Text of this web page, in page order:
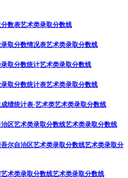
数表艺术类录取分数线
取分数情况表艺术类录取分数线
取分数统计艺术类录取分数线
取分数统计表艺术类录取分数线
绩统计表-艺术类艺术类录取分数线
区艺术类录取分数线艺术类录取分数线
尔自治区艺术类录取分数线艺术类录取分
术类录取分数线艺术类录取分数线